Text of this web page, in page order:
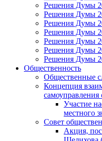
Решения Думы
Решения Думы
Решения Думы
Решения Думы
Решения Думы
Решения Думы
Решения Думы
Общественность
Общественные
Концепция
Участие
местного
Совет
Акция,